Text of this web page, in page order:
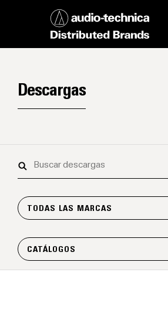
Descargas
Buscar
TODAS LAS MARCAS
CATÁLOGOS